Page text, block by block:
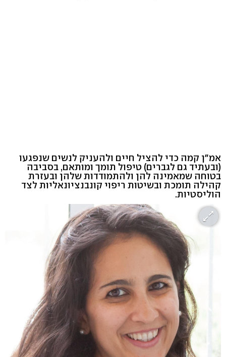
אמ"ן קמה כדי להציל חיים ולהעניק לנשים שנפגעו
(ובעתיד גם לגברים) טיפול תומך ומותאם, בסביבה
בטוחה שמאמינה להן ולהתמודדות שלהן ובעזרת
קהילה תומכת ובשיטות ריפוי קונבנציונאליות לצד
הוליסטיות.